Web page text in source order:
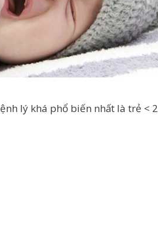
lý khá phổ biến nhất là trẻ < 2